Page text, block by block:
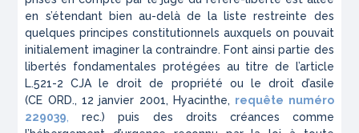
en s’étendant bien au-delà de la liste restreinte des
quelques principes constitutionnels auxquels on pouvait
initialement imaginer la contraindre. Font ainsi partie des
libertés fondamentales protégées au titre de l’article
L.521-2 CJA le droit de propriété ou le droit d’asile
(CE ORD., 12 janvier 2001, Hyacinthe, requête numéro
229039
rec.) puis des droits créances comme